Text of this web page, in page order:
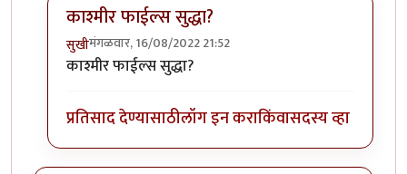
काश्मीर फाईल्स सुद्धा?
सुखीमंगळवार, 16/08/2022 21:52
In reply toबॉयकॉटby
काश्मीर फाईल्स सुद्धा?
प्रतिसाद देण्यासाठीलॉग इन कराकिंवासदस्य व्हा